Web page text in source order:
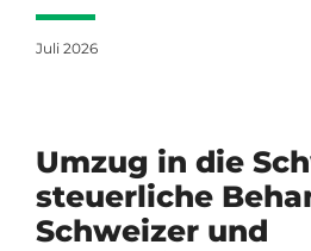
Juli 2026
Umzug in die
steuerliche
Schweizer und